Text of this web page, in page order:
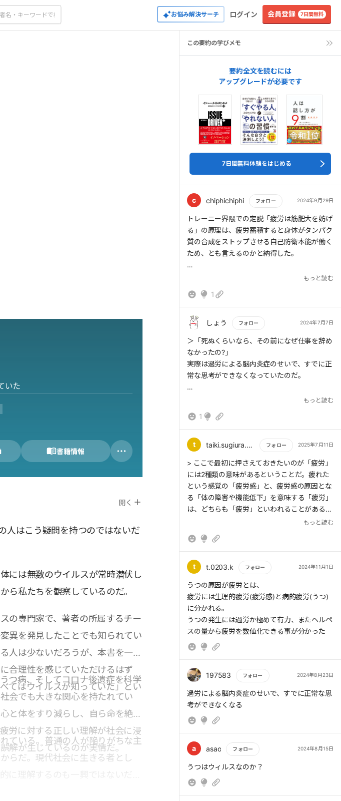
お悩み解決サーチ ログイン 会員登録 7日間無料
いた
書籍情報
開く
人はこう疑問を持つのではないだ
には無数のウイルスが常時潜伏し
ら私たちを観察しているのだ。
の専門家で、著者の所属するチー
異を発見したことでも知られてい
人は少ないだろうが、本書を一読
合理性を感じていただけるはず
てはウイルスが知っていた」とい
つ病、そしてコロナ後遺症を科学
会でも大きな関心を持たれてい
と体をすり減らし、自ら命を絶つ
労に対する正しい理解が社会に浸
解が生じているのが実情だ。
ている。普通の人が陥りがちな主
らだ。現代社会に生きる者とし
この要約の学びメモ
要約全文を読むには
アップグレードが必要です
7日間無料体験をはじめる
c chiphichiphi フォロー 2024年9月29日
もっと読む
トレーニー界隈での定説「疲労は筋肥大を妨げ
る」の原理は、疲労蓄積すると身体がタンパク
質の合成をストップさせる自己防衛本能が働く
ため、とも言えるのかと納得した。
ウイルスが生むシスワンという物質が、脳内炎
しまい、うつ病になりやすくさせる、
まないとと思った。
もっと読む
1
しょう フォロー 2024年7月7日
もっと読む
＞「死ぬくらいなら、その前になぜ仕事を辞め
なかったの?」
実際は過労による脳内炎症のせいで、すでに正
常な思考ができなくなっていたのだ。
この一文だけでこの要約を読んでよかったなと
として自覚することはできると思いますが、エ
やり過ごしているうちに正常な思考ができなく
もっと読む
1
t taiki.sugiura.2017 フォロー 2025年7月11日
もっと読む
> ここで最初に押さえておきたいのが「疲労」
には2種類の意味があるということだ。疲れた
という感覚の「疲労感」と、疲労感の原因とな
る「体の障害や機能低下」を意味する「疲労」
は、どちらも「疲労」といわれることがある。
現在の科学は前者の「感覚」を扱えるほど発展
後者のほうだ。
もっと読む
t t.0203.k フォロー 2024年11月1日
もっと読む
うつの原因が疲労とは、
疲労には生理的疲労(疲労感)と病的疲労(うつ)
に分かれる。
うつの発生には過労か極めて有力、またヘルペ
スの量から疲労を数値化できる事が分かった
197583 フォロー 2024年8月23日
もっと読む
過労による脳内炎症のせいで、すでに正常な思
考ができなくなる
a asao フォロー 2024年8月15日
もっと読む
うつはウィルスなのか？